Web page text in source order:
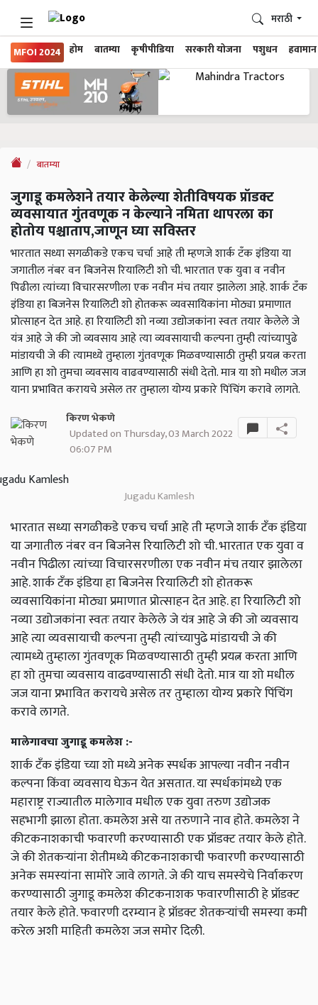
MFOI 2024 होम बातम्या कृषीपीडिया सरकारी योजना पशुधन हवामान
मराठी
बातम्या
जुगाडू कमलेशने तयार केलेल्या शेतीविषयक प्रॉडक्ट
व्यवसायात गुंतवणूक न केल्याने नमिता थापरला का
होतोय पश्चाताप,जाणून घ्या सविस्तर
भारतात सध्या सगळीकडे एकच चर्चा आहे ती म्हणजे शार्क टॅंक इंडिया या
जगातील नंबर वन बिजनेस रियालिटी शो ची. भारतात एक युवा व नवीन
पिढीला त्यांच्या विचारसरणीला एक नवीन मंच तयार झालेला आहे. शार्क टॅंक
इंडिया हा बिजनेस रियालिटी शो होतकरू व्यवसायिकांना मोठ्या प्रमाणात
प्रोत्साहन देत आहे. हा रियालिटी शो नव्या उद्योजकांना स्वतः तयार केलेले जे
यंत्र आहे जे की जो व्यवसाय आहे त्या व्यवसायाची कल्पना तुम्ही त्यांच्यापुढे
मांडायची जे की त्यामध्ये तुम्हाला गुंतवणूक मिळवण्यासाठी तुम्ही प्रयत्न करता
आणि हा शो तुमचा व्यवसाय वाढवण्यासाठी संधी देतो. मात्र या शो मधील जज
याना प्रभावित करायचे असेल तर तुम्हाला योग्य प्रकारे पिंचिंग करावे लागते.
किरण भेकणे
Updated on Thursday, 03 March 2022
06:07 PM
Jugadu Kamlesh
भारतात सध्या सगळीकडे एकच चर्चा आहे ती म्हणजे शार्क टॅंक इंडिया
या जगातील नंबर वन बिजनेस रियालिटी शो ची. भारतात एक युवा व
नवीन पिढीला त्यांच्या विचारसरणीला एक नवीन मंच तयार झालेला
आहे. शार्क टॅंक इंडिया हा बिजनेस रियालिटी शो होतकरू
व्यवसायिकांना मोठ्या प्रमाणात प्रोत्साहन देत आहे. हा रियालिटी शो
नव्या उद्योजकांना स्वतः तयार केलेले जे यंत्र आहे जे की जो व्यवसाय
आहे त्या व्यवसायाची कल्पना तुम्ही त्यांच्यापुढे मांडायची जे की
त्यामध्ये तुम्हाला गुंतवणूक मिळवण्यासाठी तुम्ही प्रयत्न करता आणि
हा शो तुमचा व्यवसाय वाढवण्यासाठी संधी देतो. मात्र या शो मधील
जज याना प्रभावित करायचे असेल तर तुम्हाला योग्य प्रकारे पिंचिंग
करावे लागते.
मालेगावचा जुगाडू कमलेश :-
शार्क टॅंक इंडिया च्या शो मध्ये अनेक स्पर्धक आपल्या नवीन नवीन
कल्पना किंवा व्यवसाय घेऊन येत असतात. या स्पर्धकांमध्ये एक
महाराष्ट्र राज्यातील मालेगाव मधील एक युवा तरुण उद्योजक
सहभागी झाला होता. कमलेश असे या तरुणाने नाव होते. कमलेश ने
कीटकनाशकाची फवारणी करण्यासाठी एक प्रॉडक्ट तयार केले होते.
जे की शेतकऱ्यांना शेतीमध्ये कीटकनाशकाची फवारणी करण्यासाठी
अनेक समस्यांना सामोरे जावे लागते. जे की याच समस्येचे निर्वाकरण
करण्यासाठी जुगाडू कमलेश कीटकनाशक फवारणीसाठी हे प्रॉडक्ट
तयार केले होते. फवारणी दरम्यान हे प्रॉडक्ट शेतकऱ्यांची समस्या कमी
करेल अशी माहिती कमलेश जज समोर दिली.